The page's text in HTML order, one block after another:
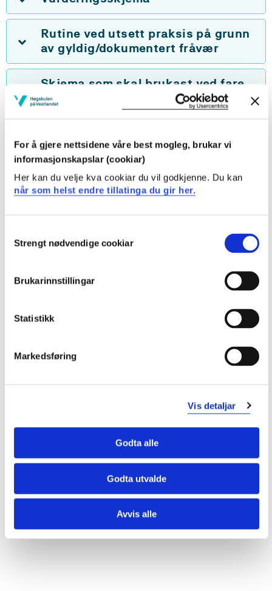
For å gjere nettsidene våre best mogleg, brukar vi
informasjonskapslar (cookiar)
Her kan du velje kva cookiar du vil godkjenne. Du kan
når som helst endre tillatinga du gir her.
Selection
Strengt nødvendige cookiar
Brukarinnstillingar
Statistikk
Markedsføring
Vis detaljar
Godta alle
Godta utvalde
Avvis alle
Rutine ved utsett praksis på grunn
av gyldig/dokumentert fråvær
Skjema som skal brukast ved fare
for ikkje bestått praksis
praksis - varsel
Rutine ved sluttvurdering ikkje
bestått praksis
praksis
Når kan praksis verte vurdert til
Rutine ved avbrote eller ikkje møtt i
praksisgjennomføring for den
enkelte student
Endra 21.05.26